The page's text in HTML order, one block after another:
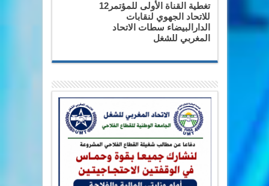
تغطية القناة الأولى للمؤتمر12
للاتحاد الجهوي لنقابات
الدارالبيضاء سطات الاتحاد
المغربي للشغل